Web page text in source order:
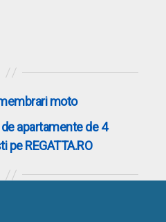
moto
apartamente de 4
pe REGATTA.RO